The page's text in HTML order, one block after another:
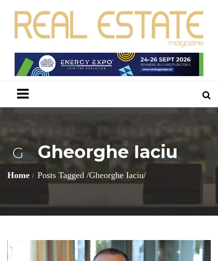
G Gheorghe Iaciu
Home Posts Tagged /Gheorghe Iaciu/